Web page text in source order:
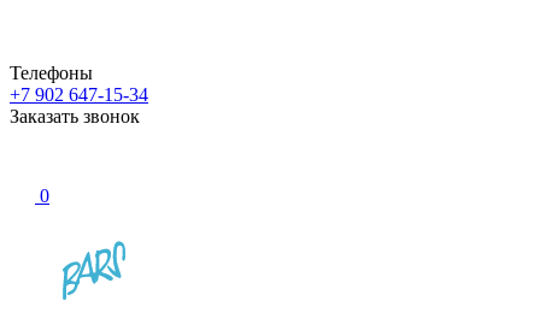
Телефоны
+7 902 647-15-34
Заказать звонок
0